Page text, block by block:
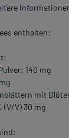
enthalten:
140 mg
mit
(V/V) 30 mg